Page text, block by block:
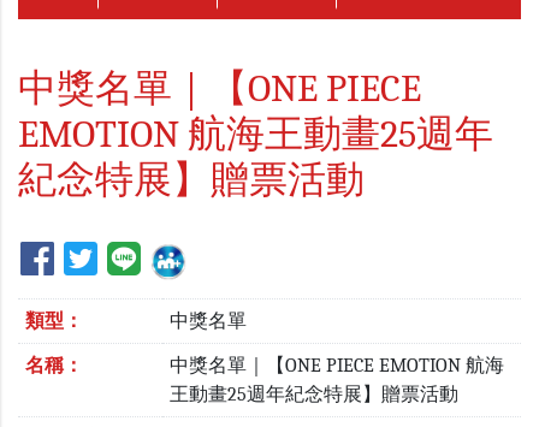
中獎名單｜【ONE PIECE
EMOTION 航海王動畫25週年
紀念特展】贈票活動
類型： 中獎名單
名稱：
中獎名單｜【ONE PIECE EMOTION 航海
王動畫25週年紀念特展】贈票活動